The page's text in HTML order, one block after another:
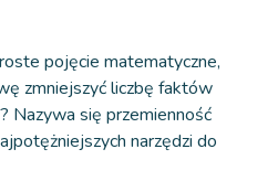
pojęcie matematyczne,
zmniejszyć liczbę faktów
Nazywa się przemienność
narzędzi do